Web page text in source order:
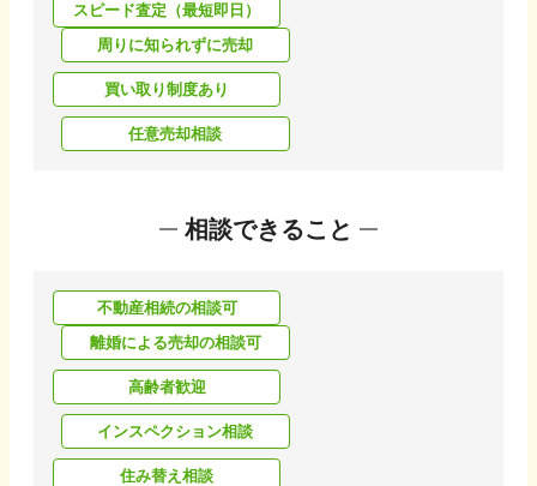
スピード査定（最短即日）
周りに知られずに売却
買い取り制度あり
任意売却相談
相談できること
不動産相続の相談可
離婚による売却の相談可
高齢者歓迎
インスペクション相談
住み替え相談